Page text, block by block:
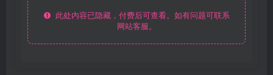
此处内容已隐藏，付费后可查看。如有问题可联系
网站客服。